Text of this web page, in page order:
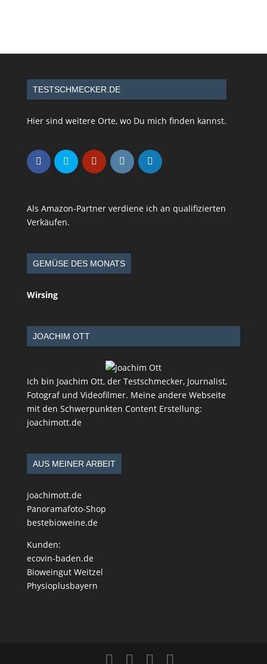
TESTSCHMECKER.DE
Hier sind weitere Orte, wo Du mich finden kannst.
Als Amazon-Partner verdiene ich an qualifizierten
Verkäufen.
GEMÜSE DES MONATS
Wirsing
JOACHIM OTT
Ich bin Joachim Ott, der Testschmecker, Journalist,
Fotograf und Videofilmer. Meine andere Webseite
mit den Schwerpunkten Content Erstellung:
joachimott.de
AUS MEINER ARBEIT
joachimott.de
Panoramafoto-Shop
bestebioweine.de
Kunden:
ecovin-baden.de
Bioweingut Weitzel
Physioplusbayern